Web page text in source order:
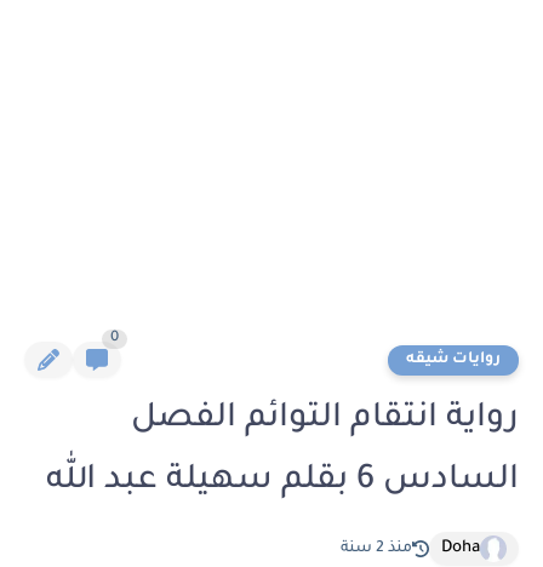
روايات شيقه
0
رواية انتقام التوائم الفصل
السادس 6 بقلم سهيلة عبد الله
Doha منذ 2 سنة